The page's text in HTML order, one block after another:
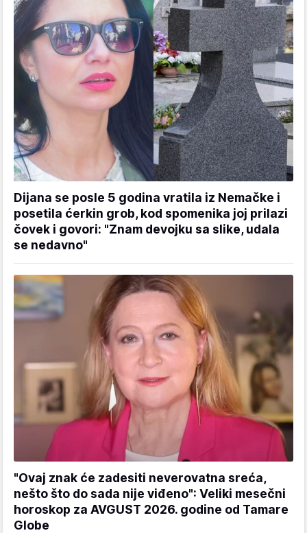
Dijana se posle 5 godina vratila iz Nemačke i
posetila ćerkin grob, kod spomenika joj prilazi
čovek i govori: "Znam devojku sa slike, udala
se nedavno"
"Ovaj znak će zadesiti neverovatna sreća,
nešto što do sada nije viđeno": Veliki mesečni
horoskop za AVGUST 2026. godine od Tamare
Globe